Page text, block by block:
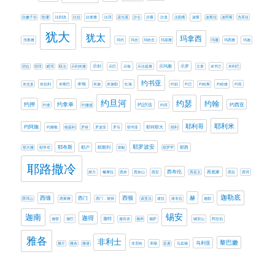
欣嫩子谷 歌珊 比利洗 比拉 比拿雅 比珥 汲沦溪 沙仑 沙番 沙龙 法勒斯 波斯 波斯拉 波阿斯 洗革拉
洗鲁雅 犹大 犹太 玛代 玛吉 玛哈念 玛基雅 玛拿西 玛撒 玛西雅 玛迦
琐拉 琐珥 睚珥 矶法 示利米雅 示剑 示巴 示每 示法提雅 示玛雅 示罗 立拿 米书兰 米利巴
米吉多 米拉利 米斯巴 米甸 米迦 米迦勒 红海 约书亚 约伯 约兰 约哈斯 约哈难 约坦
约押 约拿 约拿单 约撒拔 约旦河 约沙法 约珥 约瑟 约翰 约西亚
约阿施 约雅敬 细基利 罗得 罗波安 罗马 耶书亚 耶何耶大 耶利 耶利哥 耶利米
耶大雅 耶孚尼 耶布斯 耶户 耶斯列 耶歇 耶罗波安 耶罗罕 耶西
耶路撒冷 腓力 蛾摩拉 西奈 西奈山 西宏 西布伦 西庇太 西底家 西拉 西珥
西珥山 西缅 西莱雅 西门 西门．彼得 西顿 该亚法 谢拉 谢非拉 赫 迦勒 迦勒底
迦南 迦密 迦巴 迦得 迦特 迦百农 迦米 迦萨 锡安 锡安山 阿拉伯
雅各 雅斤 雅杂 雅谢 非利士 非尼哈 革顺 音麦 马其顿 马利亚 黎巴嫩